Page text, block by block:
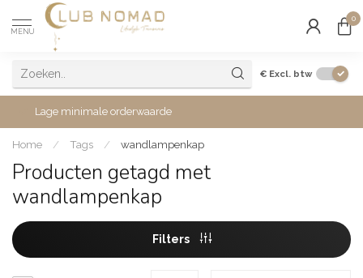
MENU
0
€ Excl. btw
Lage minimale orderwaarde
Home / Tags / wandlampenkap
Producten getagd met
wandlampenkap
Filters